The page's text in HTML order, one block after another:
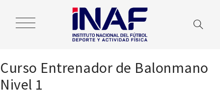
Curso Entrenador de Balonmano
Nivel 1